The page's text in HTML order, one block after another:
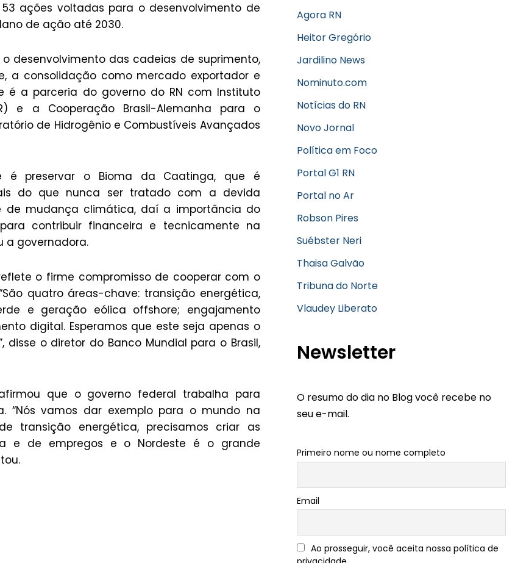
ações voltadas para o desenvolvimento de
de ação até 2030.
desenvolvimento das cadeias de suprimento,
a consolidação como mercado exportador e
é a parceria do governo do RN com Instituto
e a Cooperação Brasil-Alemanha para o
de Hidrogênio e Combustíveis Avançados
é preservar o Bioma da Caatinga, que é
do que nunca ser tratado com a devida
de mudança climática, daí a importância do
contribuir financeira e tecnicamente na
a governadora.
o firme compromisso de cooperar com o
quatro áreas-chave: transição energética,
e geração eólica offshore; engajamento
digital. Esperamos que este seja apenas o
o diretor do Banco Mundial para o Brasil,
que o governo federal trabalha para
“Nós vamos dar exemplo para o mundo na
transição energética, precisamos criar as
e de empregos e o Nordeste é o grande
Agora RN
Heitor Gregório
Jardilino News
Nominuto.com
Notícias do RN
Novo Jornal
Política em Foco
Portal G1 RN
Portal no Ar
Robson Pires
Suébster Neri
Thaisa Galvão
Tribuna do Norte
Vlaudey Liberato
Newsletter
O resumo do dia no Blog você recebe no
seu e-mail.
Primeiro nome ou nome completo
Email
Ao prosseguir, você aceita nossa política de